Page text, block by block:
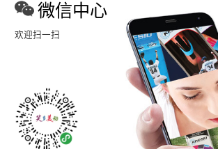
微信中心
欢迎扫一扫